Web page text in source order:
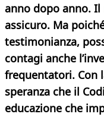
anno dopo anno.
assicuro. Ma
testimonianza,
contagi anche
frequentatori. Con
speranza che il
educazione che